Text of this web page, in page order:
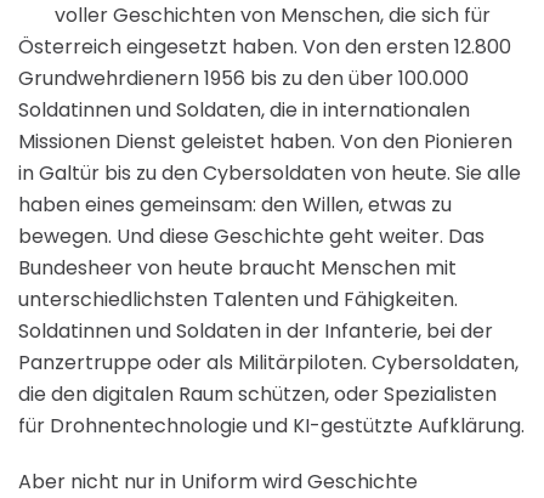
voller Geschichten von Menschen, die sich für
Österreich eingesetzt haben. Von den ersten 12.800
Grundwehrdienern 1956 bis zu den über 100.000
Soldatinnen und Soldaten, die in internationalen
Missionen Dienst geleistet haben. Von den Pionieren
in Galtür bis zu den Cybersoldaten von heute. Sie alle
haben eines gemeinsam: den Willen, etwas zu
bewegen. Und diese Geschichte geht weiter. Das
Bundesheer von heute braucht Menschen mit
unterschiedlichsten Talenten und Fähigkeiten.
Soldatinnen und Soldaten in der Infanterie, bei der
Panzertruppe oder als Militärpiloten. Cybersoldaten,
die den digitalen Raum schützen, oder Spezialisten
für Drohnentechnologie und KI-gestützte Aufklärung.
Aber nicht nur in Uniform wird Geschichte